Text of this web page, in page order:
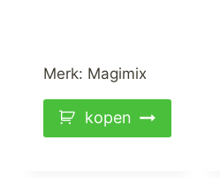
Merk: Magimix
kopen